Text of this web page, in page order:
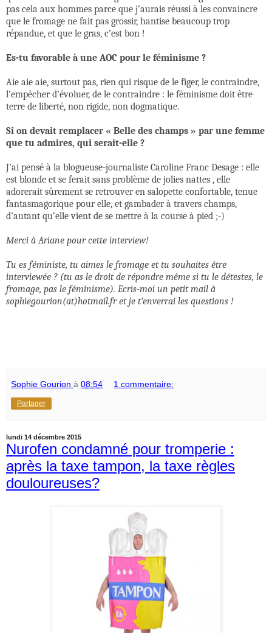
pas cela aux hommes parce que j’aurais réussi à les convaincre
que le fromage ne fait pas grossir, hantise beaucoup trop
répandue, et que le gras, c’est bon !
Es-tu favorable à une AOC pour le féminisme ?
Aie aie aie, surtout pas, rien qui risque de le figer, le contraindre,
l’empêcher d’évoluer, de le contraindre : le féminisme doit être
terre de liberté, non rigide, non dogmatique.
Si on devait remplacer « Belle des champs » par une femme
que tu admires, qui serait-elle ?
J’ai pensé à la blogueuse-journaliste Caroline Franc Desage : elle
est blonde et se ferait sans problème de jolies nattes , elle
adorerait sûrement se retrouver en salopette confortable, tenue
fantasmagorique pour elle, et gambader à travers champs,
d’autant qu’elle vient de se mettre à la course à pied ;-)
Merci à Ariane pour cette interview!
Tu es féministe, tu aimes le fromage et tu souhaites être
interviewée ? (tu as le droit de répondre même si tu le détestes, le
fromage, pas le féminisme). Ecris-moi un petit mail à
sophiegourion(at)hotmail.fr et je t’enverrai les questions !
Sophie Gourion à 08:54 1 commentaire:
Partager
lundi 14 décembre 2015
Nurofen condamné pour tromperie :
après la taxe tampon, la taxe règles
douloureuses?